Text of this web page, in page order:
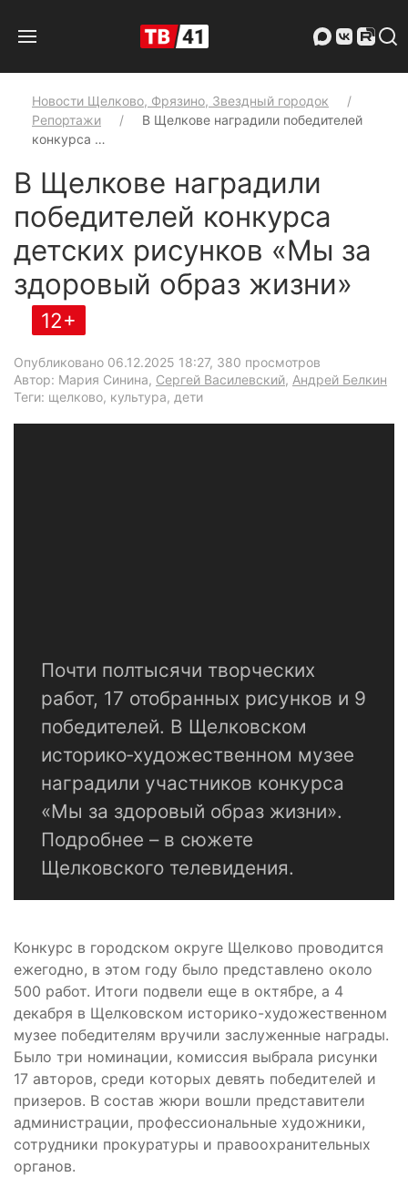
Новости Щелково, Фрязино, Звездный городок
Репортажи
В Щелкове наградили победителей
конкурса …
В Щелкове наградили
победителей конкурса
детских рисунков «Мы за
здоровый образ жизни»
12+
Опубликовано 06.12.2025 18:27, 380 просмотров
Автор: Мария Синина, Сергей Василевский, Андрей Белкин
Теги: щелково, культура, дети
Почти полтысячи творческих
работ, 17 отобранных рисунков и 9
победителей. В Щелковском
историко‑художественном музее
наградили участников конкурса
«Мы за здоровый образ жизни».
Подробнее – в сюжете
Щелковского телевидения.
Конкурс в городском округе Щелково проводится
ежегодно, в этом году было представлено около
500 работ. Итоги подвели еще в октябре, а 4
декабря в Щелковском историко-художественном
музее победителям вручили заслуженные награды.
Было три номинации, комиссия выбрала рисунки
17 авторов, среди которых девять победителей и
призеров. В состав жюри вошли представители
администрации, профессиональные художники,
сотрудники прокуратуры и правоохранительных
органов.